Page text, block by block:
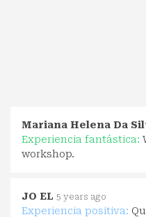
Mariana Helena Da
Experiencia fantástica:
workshop.
JO EL 5 years ago
Experiencia positiva: